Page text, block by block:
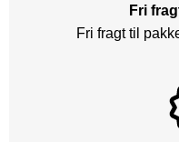
Fri
Fri fragt til